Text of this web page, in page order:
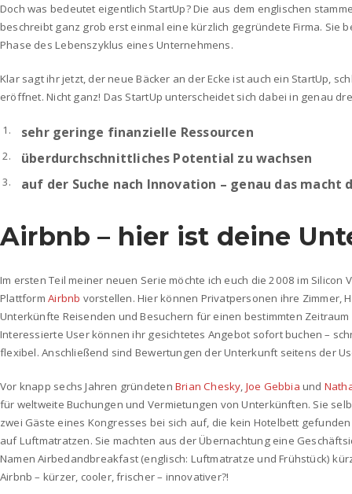
Doch was bedeutet eigentlich StartUp? Die aus dem englischen
beschreibt ganz grob erst einmal eine kürzlich gegründete Firma. Sie
Phase des Lebenszyklus eines Unternehmens.
Klar sagt ihr jetzt, der neue Bäcker an der Ecke ist auch ein StartUp,
eröffnet. Nicht ganz! Das StartUp unterscheidet sich dabei in genau
sehr geringe finanzielle Ressourcen
überdurchschnittliches Potential zu wachsen
auf der Suche nach Innovation – genau das macht
Airbnb – hier ist deine
Im ersten Teil meiner neuen Serie möchte ich euch die 2008 im Silicon
PlattformAirbnb vorstellen. Hier können Privatpersonen ihre Zimmer,
Unterkünfte Reisenden und Besuchern für einen bestimmten
Interessierte User können ihr gesichtetes Angebot sofort buchen –
flexibel. Anschließend sind Bewertungen der Unterkunft seitens der
Vor knapp sechs Jahren gründeten Brian Chesky, Joe Gebbia und
für weltweite Buchungen und Vermietungen von Unterkünften. Sie
zwei Gäste eines Kongresses bei sich auf, die kein Hotelbett
auf Luftmatratzen. Sie machten aus der Übernachtung eine
Namen Airbedandbreakfast (englisch: Luftmatratze und Frühstück)
Airbnb – kürzer, cooler, frischer – innovativer?!